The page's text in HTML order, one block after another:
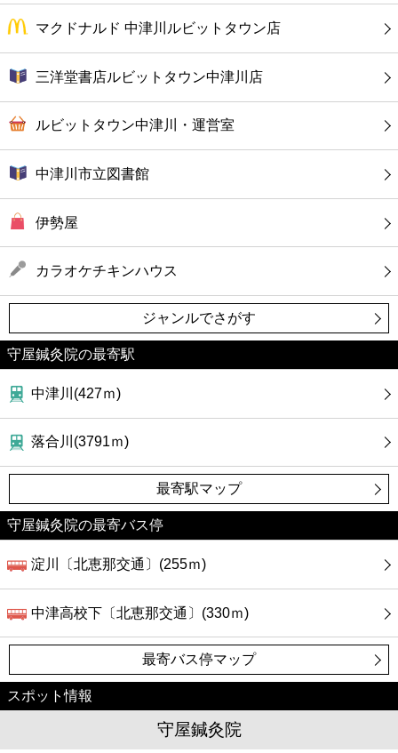
ホテル
マクドナルド 中津川ルビットタウン店
三洋堂書店ルビットタウン中津川店
ルビットタウン中津川・運営室
中津川市立図書館
伊勢屋
カラオケチキンハウス
ジャンルでさがす
守屋鍼灸院の最寄駅
中津川(427ｍ)
落合川(3791ｍ)
最寄駅マップ
守屋鍼灸院の最寄バス停
淀川〔北恵那交通〕(255ｍ)
中津高校下〔北恵那交通〕(330ｍ)
最寄バス停マップ
スポット情報
守屋鍼灸院